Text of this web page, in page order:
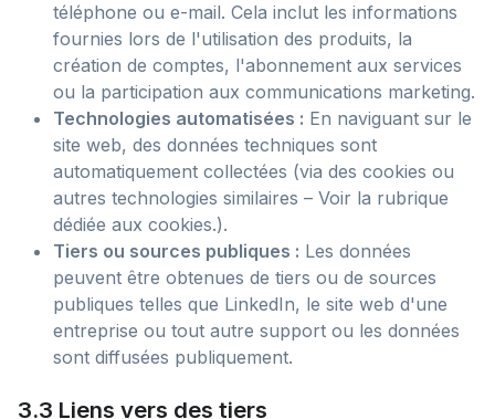
téléphone ou e-mail. Cela inclut les informations
fournies lors de l'utilisation des produits, la
création de comptes, l'abonnement aux services
ou la participation aux communications marketing.
Technologies automatisées : En naviguant sur le
site web, des données techniques sont
automatiquement collectées (via des cookies ou
autres technologies similaires – Voir la rubrique
dédiée aux cookies.).
Tiers ou sources publiques : Les données
peuvent être obtenues de tiers ou de sources
publiques telles que LinkedIn, le site web d'une
entreprise ou tout autre support ou les données
sont diffusées publiquement.
3.3 Liens vers des tiers